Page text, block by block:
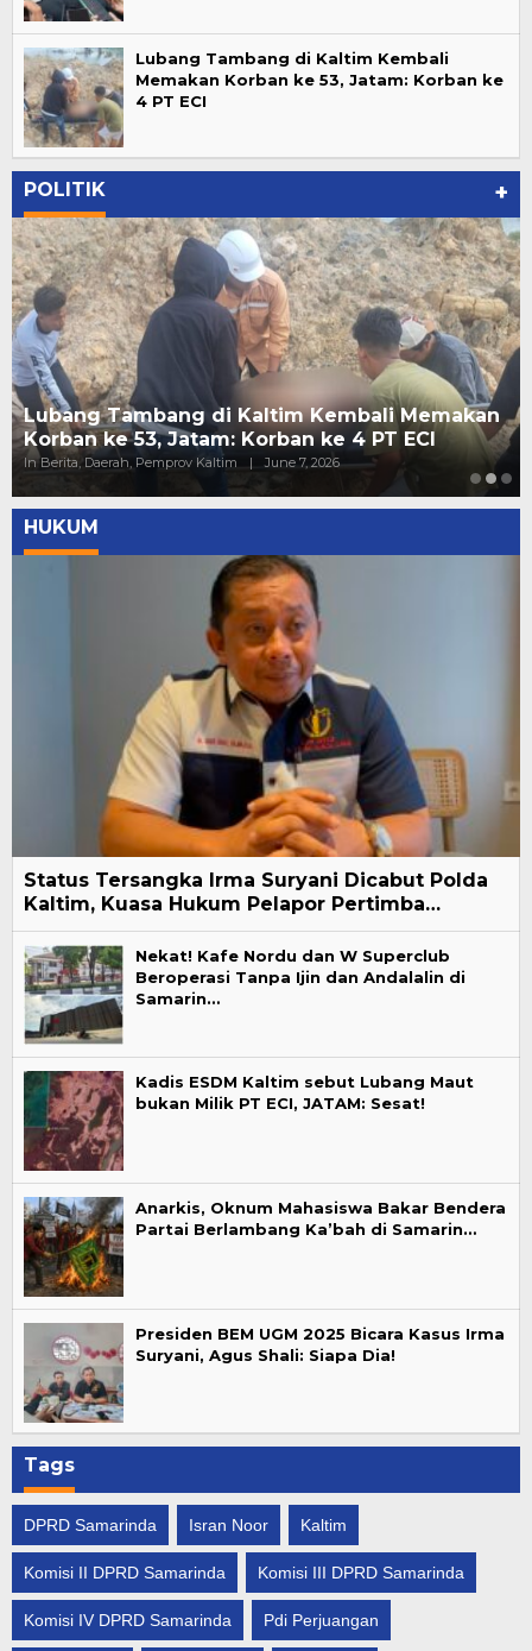
Lubang Tambang di Kaltim Kembali
Memakan Korban ke 53, Jatam: Korban ke
4 PT ECI
POLITIK +
Lubang Tambang di Kaltim Kembali Memakan
Korban ke 53, Jatam: Korban ke 4 PT ECI
In Berita, Daerah, Pemprov Kaltim | June 7, 2026
HUKUM
Status Tersangka Irma Suryani Dicabut Polda
Kaltim, Kuasa Hukum Pelapor Pertimba…
Nekat! Kafe Nordu dan W Superclub
Beroperasi Tanpa Ijin dan Andalalin di
Samarin…
Kadis ESDM Kaltim sebut Lubang Maut
bukan Milik PT ECI, JATAM: Sesat!
Anarkis, Oknum Mahasiswa Bakar Bendera
Partai Berlambang Ka’bah di Samarin…
Presiden BEM UGM 2025 Bicara Kasus Irma
Suryani, Agus Shali: Siapa Dia!
Tags
DPRD Samarinda Isran Noor Kaltim
Komisi II DPRD Samarinda Komisi III DPRD Samarinda
Komisi IV DPRD Samarinda Pdi Perjuangan